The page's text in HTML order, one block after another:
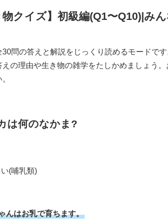
物クイズ】初級編(Q1〜Q10)|み
30問の答えと解説をじっくり読めるモードで
えの理由や生き物の雑学をたしかめましょう
は何のなかま?
(哺乳類)
んはお乳で育ちます。